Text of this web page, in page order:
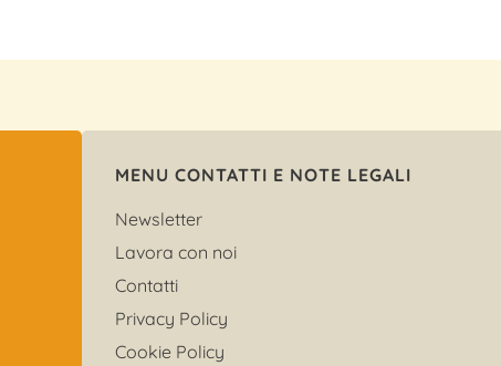
MENU CONTATTI E NOTE LEGALI
Newsletter
Lavora con noi
Contatti
Privacy Policy
Cookie Policy